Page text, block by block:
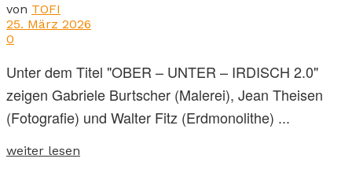
von TOFI
25. März 2026
0
Unter dem Titel "OBER – UNTER – IRDISCH 2.0"
zeigen Gabriele Burtscher (Malerei), Jean Theisen
(Fotografie) und Walter Fitz (Erdmonolithe) ...
weiter lesen